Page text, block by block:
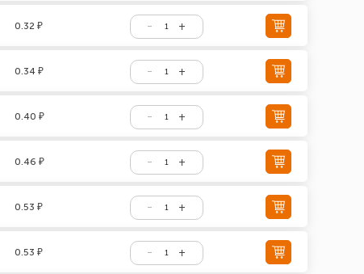
0.32 ₽
0.34 ₽
0.40 ₽
0.46 ₽
0.53 ₽
0.53 ₽